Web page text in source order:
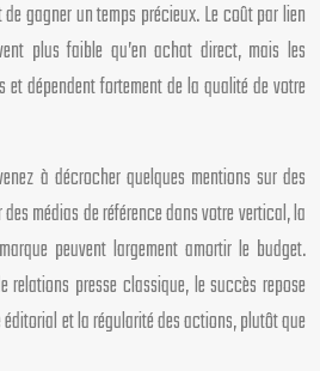
gagner un temps précieux. Le coût par lien
plus faible qu’en achat direct, mais les
dépendent fortement de la qualité de votre
à décrocher quelques mentions sur des
médias de référence dans votre vertical, la
peuvent largement amortir le budget.
relations presse classique, le succès repose
et la régularité des actions, plutôt que